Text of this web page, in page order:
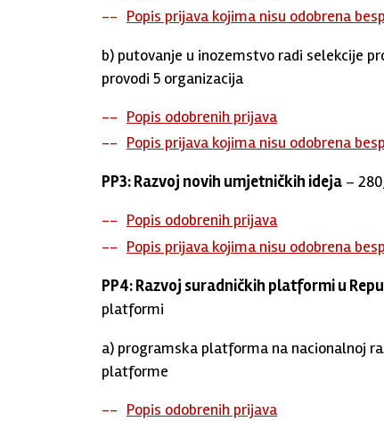
Popis prijava kojima nisu odobrena
b) putovanje u inozemstvo radi selekcije
provodi 5 organizacija
Popis odobrenih prijava
Popis prijava kojima nisu odobrena
PP3: Razvoj novih umjetničkih ideja –
Popis odobrenih prijava
Popis prijava kojima nisu odobrena
PP4: Razvoj suradničkih platformi u
platformi
a) programska platforma na nacionalnoj
platforme
Popis odobrenih prijava